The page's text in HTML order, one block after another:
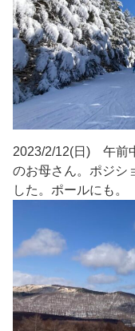
2023/2/12(日) 午前
のお母さん。ポジシ
した。ポールにも。